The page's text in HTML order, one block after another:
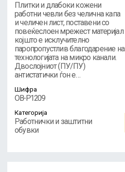
Плитки и длабоки кожени
работни чевли без челична капа
и челичен лист, поставени со
повеќеслоен мрежест материјал
којшто е исклучително
паропропустлив благодарение на
технологијата на микро канали.
Двослојниот (ПУ/ПУ)
антистатички ѓон е…
Шифра
OB-P1209
Категорија
Работнички и заштитни
обувки